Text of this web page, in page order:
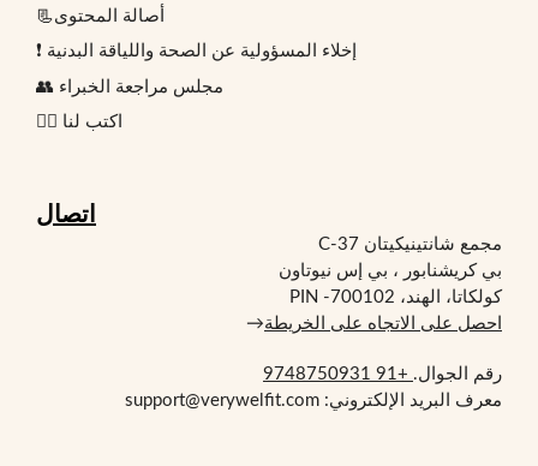
📃أصالة المحتوى
❗ إخلاء المسؤولية عن الصحة واللياقة البدنية
👥 مجلس مراجعة الخبراء
✍🏻 اكتب لنا
اتصال
مجمع شانتينيكيتان C-37
بي كريشنابور ، بي إس نيوتاون
كولكاتا، الهند، PIN -700102
احصل على الاتجاه على الخريطة→
رقم الجوال. +91 9748750931
معرف البريد الإلكتروني: support@verywelfit.com